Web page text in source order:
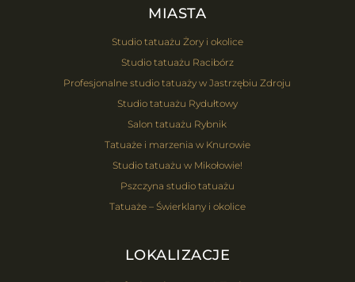
MIASTA
Studio tatuażu Żory i okolice
Studio tatuażu Racibórz
Profesjonalne studio tatuaży w Jastrzębiu Zdroju
Studio tatuażu Rydułtowy
Salon tatuażu Rybnik
Tatuaże i marzenia w Knurowie
Studio tatuażu w Mikołowie!
Pszczyna studio tatuażu
Tatuaże – Świerklany i okolice
LOKALIZACJE